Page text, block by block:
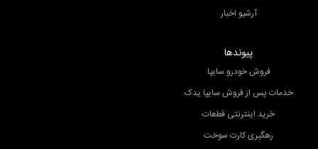
آرشیو اخبار
پیوندها
فروش خودرو سایپا
خدمات پس از فروش سایپا یدک
خرید اینترنتی قطعات
رهگیری کارت سوخت